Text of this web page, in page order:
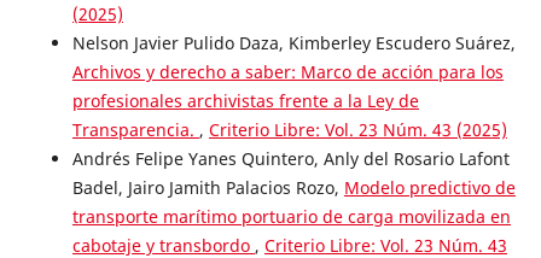
(2025)
Nelson Javier Pulido Daza, Kimberley Escudero Suárez,
Archivos y derecho a saber: Marco de acción para los
profesionales archivistas frente a la Ley de
Transparencia. , Criterio Libre: Vol. 23 Núm. 43 (2025)
Andrés Felipe Yanes Quintero, Anly del Rosario Lafont
Badel, Jairo Jamith Palacios Rozo, Modelo predictivo de
transporte marítimo portuario de carga movilizada en
cabotaje y transbordo , Criterio Libre: Vol. 23 Núm. 43